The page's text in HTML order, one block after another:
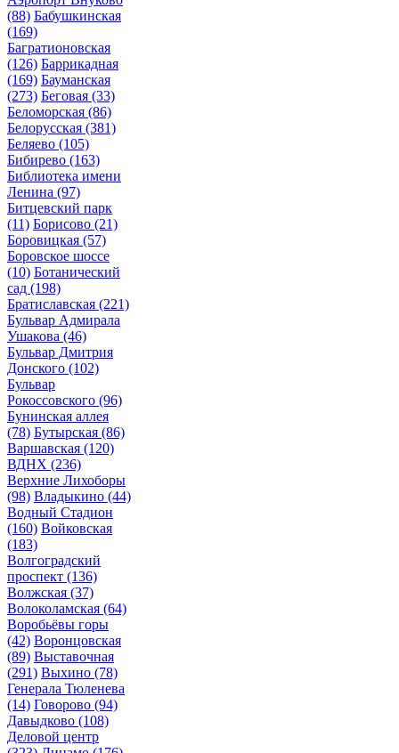
(88) Бабушкинская
(169)
Багратионовская
(126) Баррикадная
(169) Бауманская
(273) Беговая (33)
Беломорская (86)
Белорусская (381)
Беляево (105)
Бибирево (163)
Библиотека имени
Ленина (97)
Битцевский парк
(11) Борисово (21)
Боровицкая (57)
Боровское шоссе
(10) Ботанический
сад (198)
Братиславская (221)
Бульвар Адмирала
Ушакова (46)
Бульвар Дмитрия
Донского (102)
Бульвар
Рокоссовского (96)
Бунинская аллея
(78) Бутырская (86)
Варшавская (120)
ВДНХ (236)
Верхние Лихоборы
(98) Владыкино (44)
Водный Стадион
(160) Войковская
(183)
Волгоградский
проспект (136)
Волжская (37)
Волоколамская (64)
Воробьёвы горы
(42) Воронцовская
(89) Выставочная
(291) Выхино (78)
Генерала Тюленева
(14) Говорово (94)
Давыдково (108)
Деловой центр